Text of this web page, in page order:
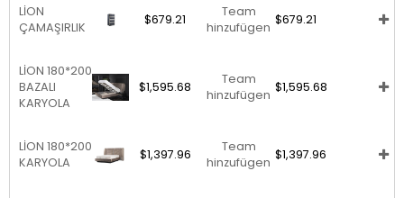
LİON
ÇAMAŞIRLIK
$679.21
Team
hinzufügen
$679.21
LİON 180*200
BAZALI
KARYOLA
$1,595.68
Team
hinzufügen
$1,595.68
LİON 180*200
KARYOLA
$1,397.96
Team
hinzufügen
$1,397.96